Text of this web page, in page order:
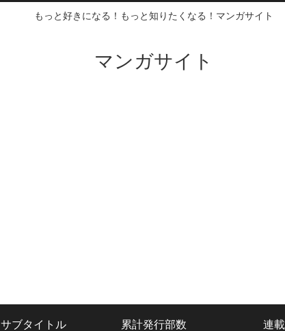
もっと好きになる！もっと知りたくなる！マンガサイト
マンガサイト
サブタイトル 累計発行部数 連載